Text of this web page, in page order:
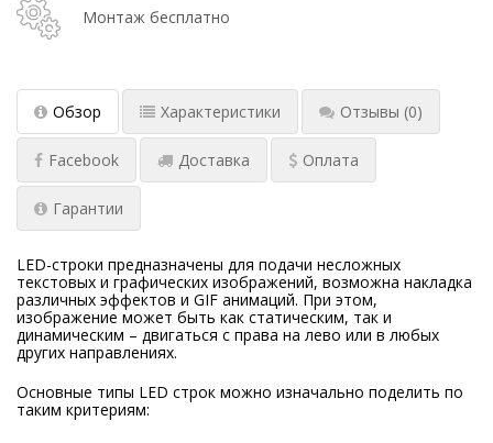
Монтаж бесплатно
Обзор Характеристики Отзывы (0)
Facebook Доставка Оплата
Гарантии
LED-строки предназначены для подачи несложных
текстовых и графических изображений, возможна накладка
различных эффектов и GIF анимаций. При этом,
изображение может быть как статическим, так и
динамическим – двигаться с права на лево или в любых
других направлениях.
Основные типы LED строк можно изначально поделить по
таким критериям: